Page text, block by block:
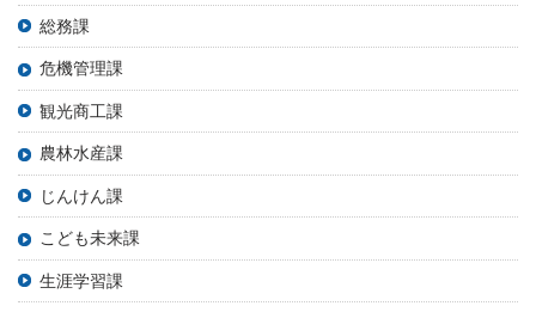
総務課
危機管理課
観光商工課
農林水産課
じんけん課
こども未来課
生涯学習課